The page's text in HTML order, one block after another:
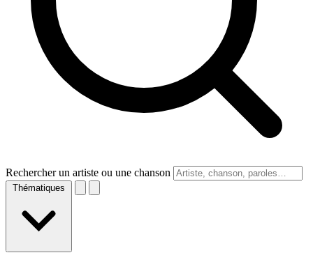
Rechercher un artiste ou une chanson
Thématiques